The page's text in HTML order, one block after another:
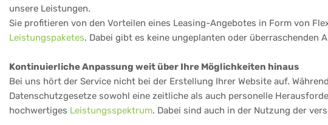
unsere Leistungen.
Sie profitieren von den Vorteilen eines Leasing-Angebotes in Form von
Leistungspaketes. Dabei gibt es keine ungeplanten oder überraschenden
Kontinuierliche Anpassung weit über Ihre Möglichkeiten hinaus
Bei uns hört der Service nicht bei der Erstellung Ihrer Website auf.
Datenschutzgesetze sowohl eine zeitliche als auch personelle
hochwertiges Leistungsspektrum. Dabei sind auch in der Nutzung der